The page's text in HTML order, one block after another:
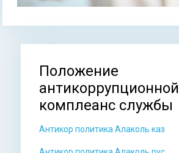
Вы здесь
Положение
антикоррупционной
комплеанс службы
Антикор политика Алаколь каз